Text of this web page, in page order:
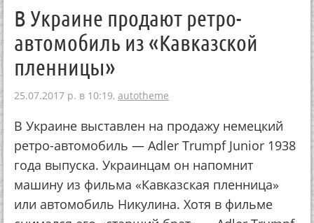
В Украине продают ретро-
автомобиль из «Кавказской
пленницы»
25.07.2017 р. в 10:19, autotheme
В Украине выставлен на продажу немецкий
ретро-автомобиль — Adler Trumpf Junior 1938
года выпуска. Украинцам он напомнит
машину из фильма «Кавказская пленница»
или автомобиль Никулина. Хотя в фильме